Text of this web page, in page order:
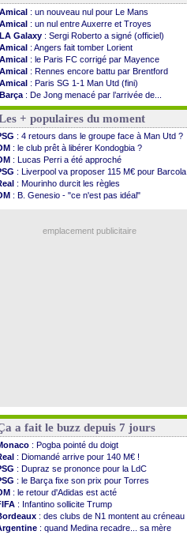
Amical : un nouveau nul pour Le Mans
Amical : un nul entre Auxerre et Troyes
LA Galaxy : Sergi Roberto a signé (officiel)
Amical : Angers fait tomber Lorient
Amical : le Paris FC corrigé par Mayence
Amical : Rennes encore battu par Brentford
Amical : Paris SG 1-1 Man Utd (fini)
Barça : De Jong menacé par l’arrivée de...
Atletico: Simeone ferme la porte pour Alvarez
Amical : Lens battu par Sunderland avant le ...
Nottingham: O. Diomande arrive pour 40 M€
Amical : Strasbourg s'incline encore
Amical: Lille s'impose à Hambourg
Lens: Ganiou prolongé jusqu'en 2030 (officiel)
OM : le PSG, les précisions de Benatia
Amical: Paris SG-Man Utd, les compos
Amical: Chelsea corrige l'AC Milan
: Almada rejoint River Plate (off.)
+ populaires du moment
: 4 retours dans le groupe face à Man Utd ?
: le club prêt à libérer Kondogbia ?
: Lucas Perri a été approché
: Liverpool va proposer 115 M€ pour Barcola
: Mourinho durcit les règles
: B. Genesio - "ce n'est pas idéal"
emplacement publicitaire
a fait le buzz depuis 7 jours
: Pogba pointé du doigt
: Diomandé arrive pour 140 M€ !
: Dupraz se prononce pour la LdC
: le Barça fixe son prix pour Torres
: le retour d'Adidas est acté
: Infantino sollicite Trump
: des clubs de N1 montent au créneau
: quand Medina recadre... sa mère